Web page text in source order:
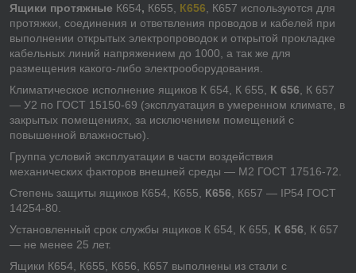
Ящики протяжные К654, К655, К656 , К657 используются для
протяжки, соединения и ответвления проводов и кабелей при
выполнении открытых электропроводок и открытой прокладке
кабельных линий напряжением до 1000, а так же для
размещения какого-либо электрооборудования.
Климатическое исполнение ящиков К 654, К 655, К 656 , К 657
— У2 по ГОСТ 15150-69 (эксплуатация в умеренном климате, в
закрытых помещениях, за исключением помещений с
повышенной влажностью).
Группа условий эксплуатации в части воздействия
механических факторов внешней среды — М2 ГОСТ 17516-72.
Степень защиты ящиков К654, К655, К656 , К657 — IP54 ГОСТ
14254-80.
Установленный срок службы ящиков К 654, К 655, К 656 , К 657
— не менее 25 лет.
Ящики К654, К655, К656, К657 выполнены из стали с